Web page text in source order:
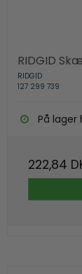
RIDGID
RIDGID
127 299 739
På lager
222,84